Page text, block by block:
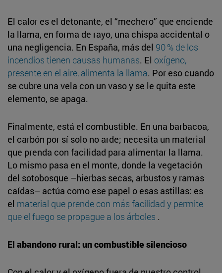
El calor es el detonante, el “mechero” que enciende
la llama, en forma de rayo, una chispa accidental o
una negligencia. En España, más del 90 % de los
incendios tienen causas humanas. El oxígeno,
presente en el aire, alimenta la llama. Por eso cuando
se cubre una vela con un vaso y se le quita este
elemento, se apaga.
Finalmente, está el combustible. En una barbacoa,
el carbón por sí solo no arde; necesita un material
que prenda con facilidad para alimentar la llama.
Lo mismo pasa en el monte, donde la vegetación
del sotobosque –hierbas secas, arbustos y ramas
caídas– actúa como ese papel o esas astillas: es
el material que prende con más facilidad y permite
que el fuego se propague a los árboles .
El abandono rural: un combustible silencioso